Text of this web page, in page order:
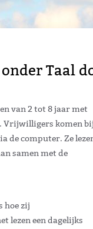
Taal
van 2 tot 8 jaar met
Vrijwilligers komen
de computer. Ze
samen met de
hoe zij
lezen een dagelijks